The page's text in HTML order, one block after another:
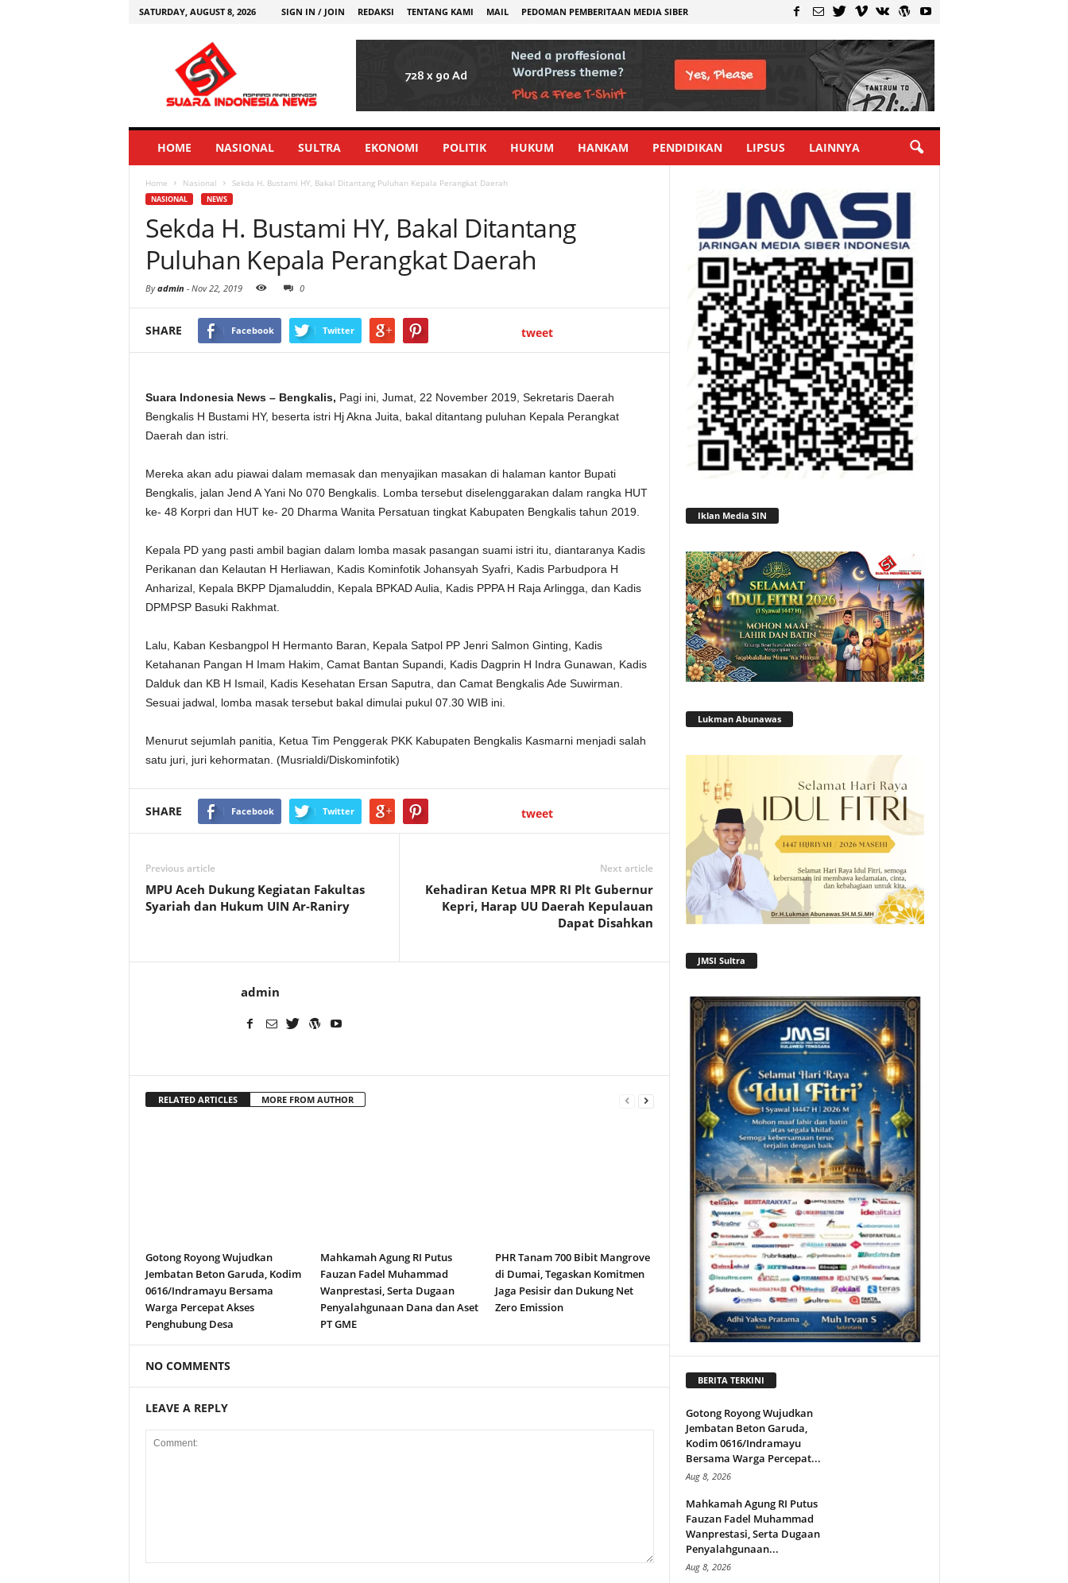
SATURDAY, AUGUST 8, 2026 SIGN IN / JOIN REDAKSI TENTANG KAMI MAIL PEDOMAN PEMBERITAAN MEDIA SIBER
HOME NASIONAL SULTRA EKONOMI POLITIK HUKUM HANKAM PENDIDIKAN LIPSUS LAINNYA
Home Nasional Sekda H. Bustami HY, Bakal Ditantang Puluhan Kepala Perangkat Daerah
NASIONAL NEWS
Sekda H. Bustami HY, Bakal Ditantang
Puluhan Kepala Perangkat Daerah
Byadmin - Nov 22, 2019 0
SHARE Facebook Twitter tweet
Suara Indonesia News – Bengkalis, Pagi ini, Jumat, 22 November 2019, Sekretaris Daerah
Bengkalis H Bustami HY, beserta istri Hj Akna Juita, bakal ditantang puluhan Kepala Perangkat
Daerah dan istri.
Mereka akan adu piawai dalam memasak dan menyajikan masakan di halaman kantor Bupati
Bengkalis, jalan Jend A Yani No 070 Bengkalis. Lomba tersebut diselenggarakan dalam rangka HUT
ke- 48 Korpri dan HUT ke- 20 Dharma Wanita Persatuan tingkat Kabupaten Bengkalis tahun 2019.
Kepala PD yang pasti ambil bagian dalam lomba masak pasangan suami istri itu, diantaranya Kadis
Perikanan dan Kelautan H Herliawan, Kadis Kominfotik Johansyah Syafri, Kadis Parbudpora H
Anharizal, Kepala BKPP Djamaluddin, Kepala BPKAD Aulia, Kadis PPPA H Raja Arlingga, dan Kadis
DPMPSP Basuki Rakhmat.
Lalu, Kaban Kesbangpol H Hermanto Baran, Kepala Satpol PP Jenri Salmon Ginting, Kadis
Ketahanan Pangan H Imam Hakim, Camat Bantan Supandi, Kadis Dagprin H Indra Gunawan, Kadis
Dalduk dan KB H Ismail, Kadis Kesehatan Ersan Saputra, dan Camat Bengkalis Ade Suwirman.
Sesuai jadwal, lomba masak tersebut bakal dimulai pukul 07.30 WIB ini.
Menurut sejumlah panitia, Ketua Tim Penggerak PKK Kabupaten Bengkalis Kasmarni menjadi salah
satu juri, juri kehormatan. (Musrialdi/Diskominfotik)
SHARE Facebook Twitter tweet
Previous article
MPU Aceh Dukung Kegiatan Fakultas
Syariah dan Hukum UIN Ar-Raniry
Next article
Kehadiran Ketua MPR RI Plt Gubernur
Kepri, Harap UU Daerah Kepulauan
Dapat Disahkan
admin
RELATED ARTICLES MORE FROM AUTHOR
Gotong Royong Wujudkan
Jembatan Beton Garuda, Kodim
0616/Indramayu Bersama
Warga Percepat Akses
Penghubung Desa
Mahkamah Agung RI Putus
Fauzan Fadel Muhammad
Wanprestasi, Serta Dugaan
Penyalahgunaan Dana dan Aset
PT GME
PHR Tanam 700 Bibit Mangrove
di Dumai, Tegaskan Komitmen
Jaga Pesisir dan Dukung Net
Zero Emission
NO COMMENTS
LEAVE A REPLY
Iklan Media SIN
Lukman Abunawas
JMSI Sultra
BERITA TERKINI
Gotong Royong Wujudkan
Jembatan Beton Garuda,
Kodim 0616/Indramayu
Bersama Warga Percepat...
Aug 8, 2026
Mahkamah Agung RI Putus
Fauzan Fadel Muhammad
Wanprestasi, Serta Dugaan
Penyalahgunaan...
Aug 8, 2026